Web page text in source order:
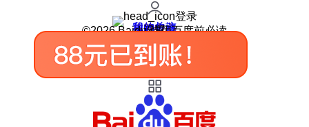
登录
我的关注
我的收藏
皮肤中心
用户反馈
设置
©2026 Baidu 使用百度前必读